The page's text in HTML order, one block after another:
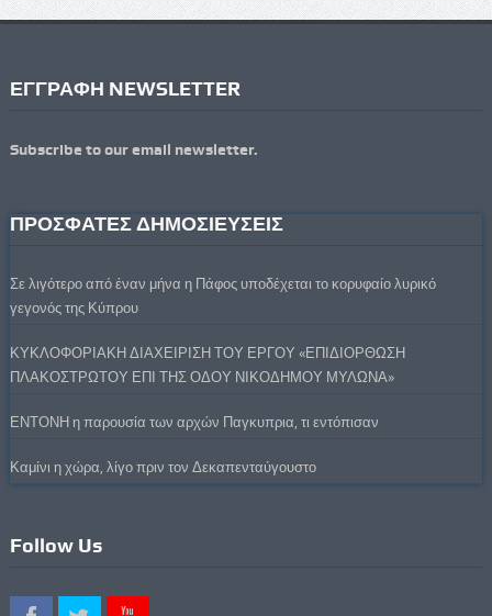
ΕΓΓΡΑΦΗ NEWSLETTER
Subscribe to our email newsletter.
ΠΡΟΣΦΑΤΕΣ ΔΗΜΟΣΙΕΥΣΕΙΣ
Σε λιγότερο από έναν μήνα η Πάφος υποδέχεται το κορυφαίο λυρικό
γεγονός της Κύπρου
ΚΥΚΛΟΦΟΡΙΑΚΗ ΔΙΑΧΕΙΡΙΣΗ ΤΟΥ ΕΡΓΟΥ «ΕΠΙΔΙΟΡΘΩΣΗ
ΠΛΑΚΟΣΤΡΩΤΟΥ ΕΠΙ ΤΗΣ ΟΔΟΥ ΝΙΚΟΔΗΜΟΥ ΜΥΛΩΝΑ»
ΕΝΤΟΝΗ η παρουσία των αρχών Παγκυπρια, τι εντόπισαν
Καμίνι η χώρα, λίγο πριν τον Δεκαπενταύγουστο
Follow Us